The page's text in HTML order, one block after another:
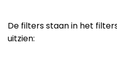
De filters staan in het
uitzien: